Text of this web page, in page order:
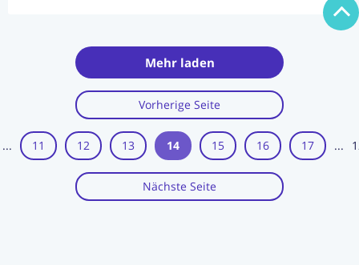
Mehr laden
Vorherige Seite
... 11 12 13 14 15 16 17 ...
Nächste Seite